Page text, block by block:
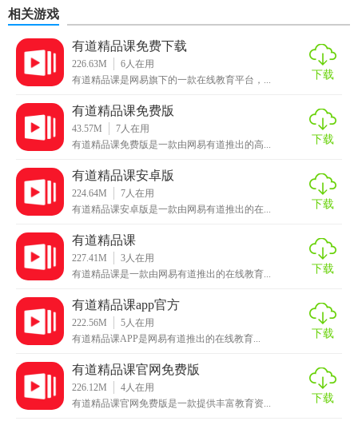
【四六级-真题，单词，听力，口语，阅读，写作】
-背单词：四六级核心英语单词速记！
-练真题：新版四六级考试真题解析！
-听名师：赵建昆，新东方20年功勋教师；曲根：原新东方主
管；王菲：原新东方写作一姐。
-权威外教，钟叔独创英语学习公式，零基础也能快速说英
语！
-英语、日语、韩语、法语等语言学习课程。
【考研-英语，数学，政治】
-考研英语、考研政治、考研数学在线学习、真题讲解。
【考证考级-资格考试、专业考试】
会计、教师资格证、公务员、托福、雅思、专四专八等课程
学习。
相关游戏
有道精品课免费下载
226.63M 6 人在用
有道精品课是网易旗下的一款在线教育平台，...
下载
有道精品课免费版
43.57M 7 人在用
有道精品课免费版是一款由网易有道推出的高...
下载
有道精品课安卓版
224.64M 7 人在用
有道精品课安卓版是一款由网易有道推出的在...
下载
有道精品课
227.41M 3 人在用
有道精品课是一款由网易有道推出的在线教育...
下载
有道精品课app官方
222.56M 5 人在用
有道精品课APP是网易有道推出的在线教育...
下载
有道精品课官网免费版
226.12M 4 人在用
有道精品课官网免费版是一款提供丰富教育资...
下载